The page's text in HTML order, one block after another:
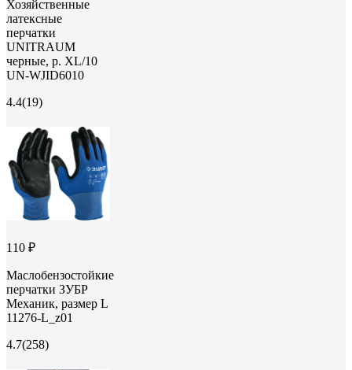
Хозяйственные
латексные
перчатки
UNITRAUM
черные, р. XL/10
UN-WJID6010
4.4(19)
110 ₽
Маслобензостойкие
перчатки ЗУБР
Механик, размер L
11276-L_z01
4.7(258)